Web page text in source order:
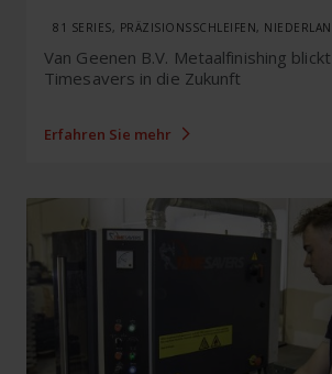
81 SERIES, PRÄZISIONSSCHLEIFEN,
Van Geenen B.V. Metaalfinishing
Timesavers in die Zukunft
Erfahren Sie mehr